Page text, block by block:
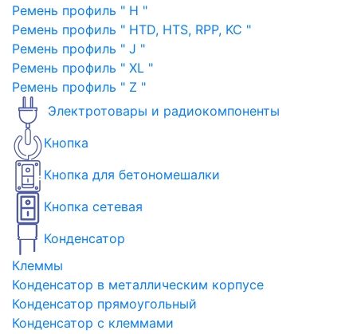
Ремень профиль " H "
Ремень профиль " HTD, HTS, RPP, KC "
Ремень профиль " J "
Ремень профиль " XL "
Ремень профиль " Z "
Электротовары и радиокомпоненты
Кнопка
Кнопка для бетономешалки
Кнопка сетевая
Конденсатор
Клеммы
Конденсатор в металлическим корпусе
Конденсатор прямоугольный
Конденсатор с клеммами